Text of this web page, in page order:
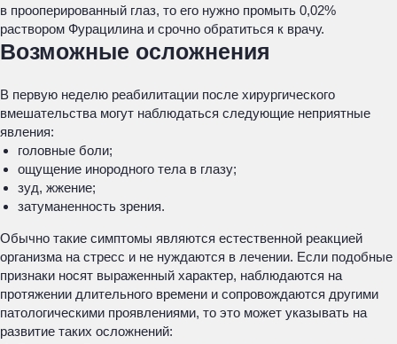
в прооперированный глаз, то его нужно промыть 0,02%
раствором Фурацилина и срочно обратиться к врачу.
Возможные осложнения
В первую неделю реабилитации после хирургического
вмешательства могут наблюдаться следующие неприятные
явления:
головные боли;
ощущение инородного тела в глазу;
зуд, жжение;
затуманенность зрения.
Обычно такие симптомы являются естественной реакцией
организма на стресс и не нуждаются в лечении. Если подобные
признаки носят выраженный характер, наблюдаются на
протяжении длительного времени и сопровождаются другими
патологическими проявлениями, то это может указывать на
развитие таких осложнений: